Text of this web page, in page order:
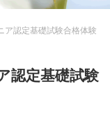
ア認定基礎試験合格体験
認定基礎試験